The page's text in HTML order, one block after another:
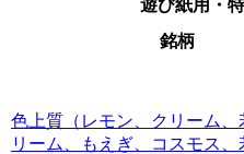
遊び紙用・
銘柄
色上質（レモン、クリーム、
リーム、もえぎ、コスモス、